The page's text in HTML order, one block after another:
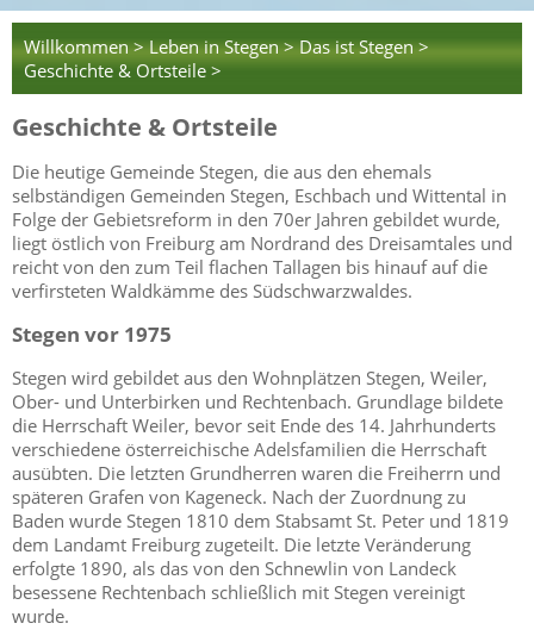
Willkommen > Leben in Stegen > Das ist Stegen >
Geschichte & Ortsteile >
Geschichte & Ortsteile
Die heutige Gemeinde Stegen, die aus den ehemals
selbständigen Gemeinden Stegen, Eschbach und Wittental in
Folge der Gebietsreform in den 70er Jahren gebildet wurde,
liegt östlich von Freiburg am Nordrand des Dreisamtales und
reicht von den zum Teil flachen Tallagen bis hinauf auf die
verfirsteten Waldkämme des Südschwarzwaldes.
Stegen vor 1975
Stegen wird gebildet aus den Wohnplätzen Stegen, Weiler,
Ober- und Unterbirken und Rechtenbach. Grundlage bildete
die Herrschaft Weiler, bevor seit Ende des 14. Jahrhunderts
verschiedene österreichische Adelsfamilien die Herrschaft
ausübten. Die letzten Grundherren waren die Freiherrn und
späteren Grafen von Kageneck. Nach der Zuordnung zu
Baden wurde Stegen 1810 dem Stabsamt St. Peter und 1819
dem Landamt Freiburg zugeteilt. Die letzte Veränderung
erfolgte 1890, als das von den Schnewlin von Landeck
besessene Rechtenbach schließlich mit Stegen vereinigt
wurde.